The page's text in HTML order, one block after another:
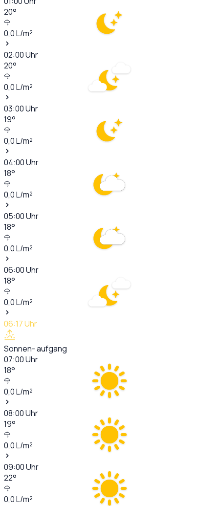
20°
0,0L/m²
02:00Uhr
20°
0,0L/m²
03:00Uhr
19°
0,0L/m²
04:00Uhr
18°
0,0L/m²
05:00Uhr
18°
0,0L/m²
06:00Uhr
18°
0,0L/m²
06:17Uhr
Sonnen- aufgang
07:00Uhr
18°
0,0L/m²
08:00Uhr
19°
0,0L/m²
09:00Uhr
22°
0,0L/m²